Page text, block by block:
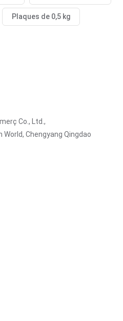
Plaques de 0,5 kg
Co., Ltd.,
World, Chengyang Qingdao